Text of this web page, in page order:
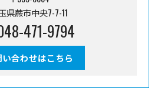
県蕨市中央7-7-11
471-9794
い合わせはこちら